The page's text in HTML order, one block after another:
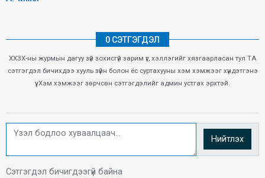
0 СЭТГЭГДЭЛ
ХХЗХ-ны журмын дагуу зүй зохисгүй зарим үг, хэллэгийг хязгаарласан тул ТА
сэтгэгдэл бичихдээ хууль зүйн болон ёс суртахууны хэм хэмжээг хүндэтгэнэ
үү. Хэм хэмжээг зөрчсөн сэтгэгдэлийг админ устгах эрхтэй.
Нийтлэх
Сэтгэгдэл бичигдээгүй байна